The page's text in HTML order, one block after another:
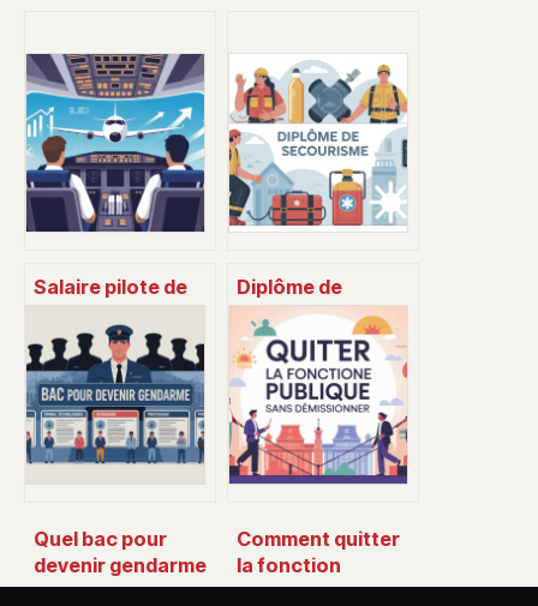
Salaire pilote de
gagne vraiment un
commandant de
bord ?
Diplôme de
secourisme :
formations,
obligations et
choix du bon
cursus
Quel bac pour
devenir gendarme
: le guide clair pour
Comment quitter
la fonction
publique sans